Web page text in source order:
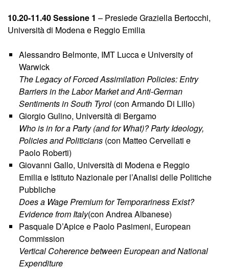
10.20-11.40 Sessione 1 – Presiede Graziella Bertocchi,
Università di Modena e Reggio Emilia
Alessandro Belmonte, IMT Lucca e University of
Warwick
The Legacy of Forced Assimilation Policies: Entry
Barriers in the Labor Market and Anti-German
Sentiments in South Tyrol (con Armando Di Lillo)
Giorgio Gulino, Università di Bergamo
Who is in for a Party (and for What)? Party Ideology,
Policies and Politicians (con Matteo Cervellati e
Paolo Roberti)
Giovanni Gallo, Università di Modena e Reggio
Emilia e Istituto Nazionale per l’Analisi delle Politiche
Pubbliche
Does a Wage Premium for Temporariness Exist?
Evidence from Italy(con Andrea Albanese)
Pasquale D’Apice e Paolo Pasimeni, European
Commission
Vertical Coherence between European and National
Expenditure